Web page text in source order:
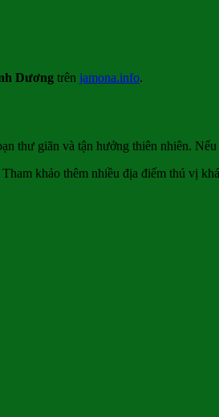
Dương trên jamona.info.
thư giãn và tận hưởng thiên nhiên.
khảo thêm nhiều địa điểm thú vị